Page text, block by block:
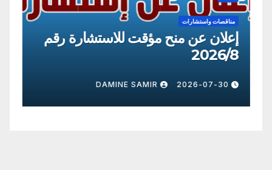
مناقصات واستشارات
إعلان عن منح مؤقت للاستشارة رقم
2026/8
2026-07-30
DAMINE SAMIR